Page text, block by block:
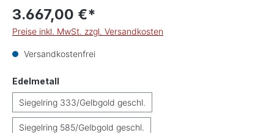
3.667,00 €*
Preise inkl. MwSt. zzgl. Versandkosten
Versandkostenfrei
Edelmetall
Siegelring 333/Gelbgold geschl.
Siegelring 585/Gelbgold geschl.